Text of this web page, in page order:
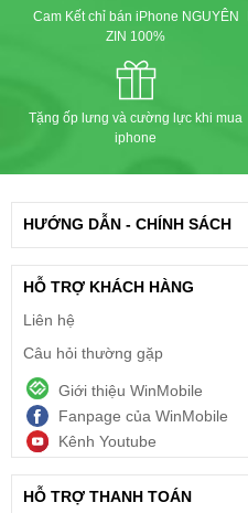
Cam Kết chỉ bán iPhone NGUYÊN
ZIN 100%
Tặng ốp lưng và cường lực khi mua
iphone
HƯỚNG DẪN - CHÍNH SÁCH
HỖ TRỢ KHÁCH HÀNG
Liên hệ
Câu hỏi thường gặp
Giới thiệu WinMobile
Fanpage của WinMobile
Kênh Youtube
HỖ TRỢ THANH TOÁN